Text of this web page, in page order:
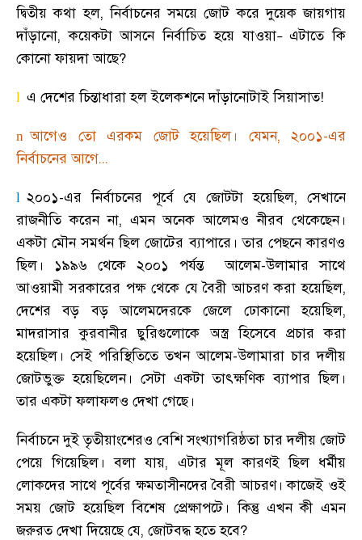
দ্বিতীয় কথা হল,নির্বাচনের সময়ে জোট করে দুয়েক জায়গায়
দাঁড়ানো,কয়েকটা আসনে নির্বাচিত হয়ে যাওয়া– এটাতে কি
কোনো ফায়দা আছে?
l এ দেশের চিন্তাধারা হল ইলেকশনে দাঁড়ানোটাই সিয়াসাত!
n আগেও তো এরকম জোট হয়েছিল । যেমন, ২০০১-এর
নির্বাচনের আগে...
l ২০০১-এর নির্বাচনের পূর্বে যে জোটটা হয়েছিল, সেখানে
রাজনীতি করেন না, এমন অনেক আলেমও নীরব থেকেছেন।
একটা মৌন সমর্থন ছিল জোটের ব্যাপারে। তার পেছনে কারণও
ছিল । ১৯৯৬ থেকে ২০০১ পর্যন্ত আলেম-উলামার সাথে
আওয়ামী সরকারের পক্ষ থেকে যে বৈরী আচরণ করা হয়েছিল,
দেশের বড় বড় আলেমদেরকে জেলে ঢোকানো হয়েছিল,
মাদরাসার কুরবানীর ছুরিগুলোকে অস্ত্র হিসেবে প্রচার করা
হয়েছিল । সেই পরিস্থিতিতে তখন আলেম-উলামারা চার দলীয়
জোটভুক্ত হয়েছিলেন। সেটা একটা তাৎক্ষণিক ব্যাপার ছিল ।
তার একটা ফলাফলও দেখা গেছে।
নির্বাচনে দুই তৃতীয়াংশেরও বেশি সংখ্যাগরিষ্ঠতা চার দলীয় জোট
পেয়ে গিয়েছিল । বলা যায়, এটার মূল কারণই ছিল ধর্মীয়
লোকদের সাথে পূর্বের ক্ষমতাসীনদের বৈরী আচরণ। কাজেই ওই
সময় জোট হয়েছিল বিশেষ প্রেক্ষাপটে । কিন্তু এখন কী এমন
জরুরত দেখা দিয়েছে যে, জোটবদ্ধ হতে হবে?